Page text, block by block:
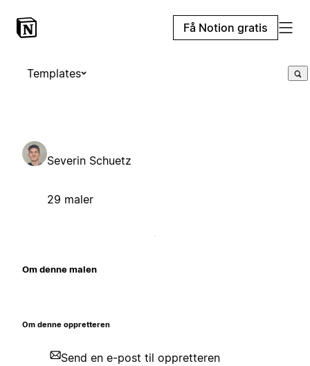
Få Notion gratis
Templates
Severin Schuetz
29 maler
Om denne malen
Om denne oppretteren
Send en e-post til oppretteren